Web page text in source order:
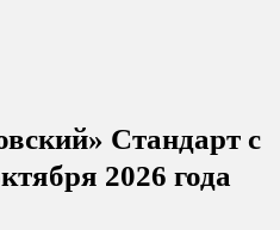
Стандарт с
2026 года